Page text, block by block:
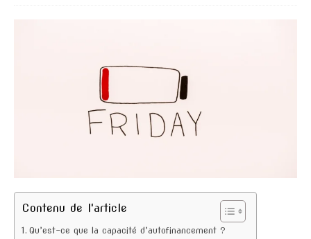
Contenu de l'article
Qu’est-ce que la capacité d’autofinancement ?